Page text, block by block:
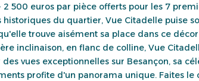
500 euros par pièce offerts pour les 7
historiques du quartier, Vue Citadelle puise
trouve aisément sa place dans ce
inclinaison, en flanc de colline, Vue
vues exceptionnelles sur Besançon, sa
profite d'un panorama unique. Faites le